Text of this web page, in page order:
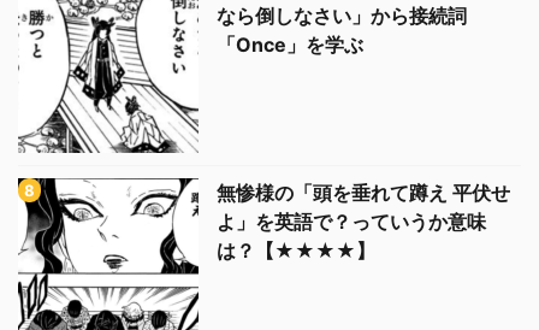
なら倒しなさい」から接続詞
「Once」を学ぶ
無惨様の「頭を垂れて蹲え 平伏せ
よ」を英語で？っていうか意味
は？【★★★★】